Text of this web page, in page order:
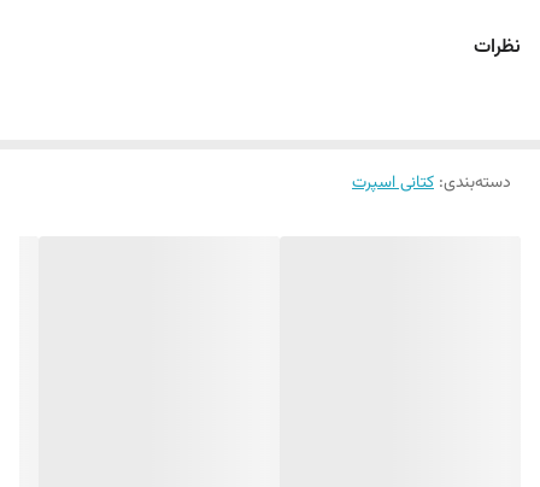
نظرات
دسته‌بندی: کتانی اسپرت